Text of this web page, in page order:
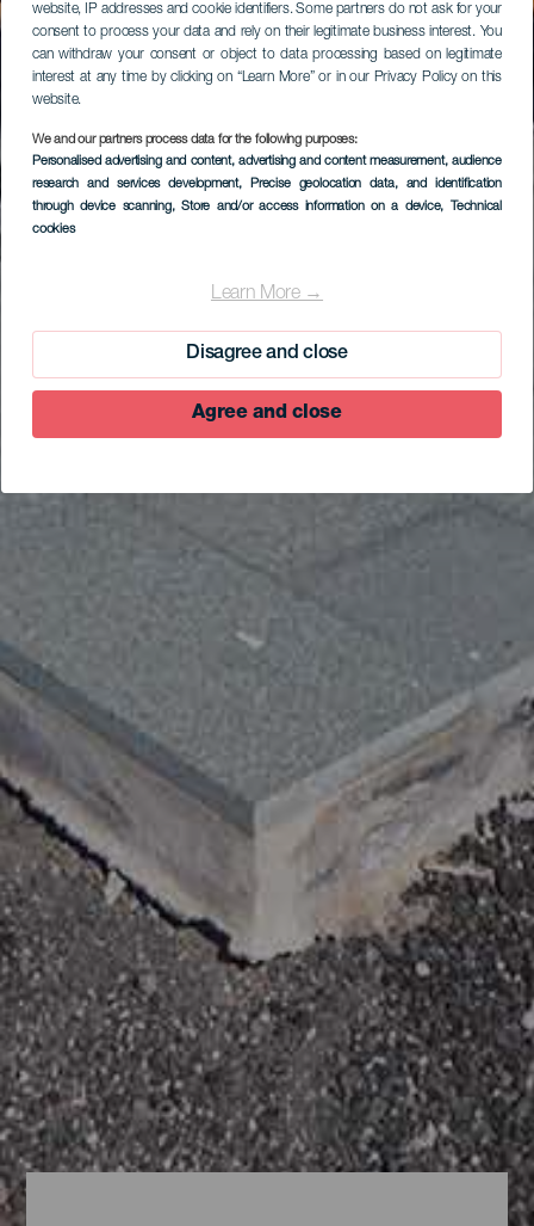
website, IP addresses and cookie identifiers. Some partners do not ask for your
consent to process your data and rely on their legitimate business interest. You
can withdraw your consent or object to data processing based on legitimate
interest at any time by clicking on “Learn More” or in our Privacy Policy on this
website.
We and our partners process data for the following purposes:
Personalised advertising and content, advertising and content measurement, audience
research and services development, Precise geolocation data, and identification
through device scanning, Store and/or access information on a device, Technical
cookies
Learn More →
Disagree and close
Agree and close